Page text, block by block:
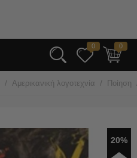
0 0
/ Αμερικανική λογοτεχνία / Ποίηση
20%